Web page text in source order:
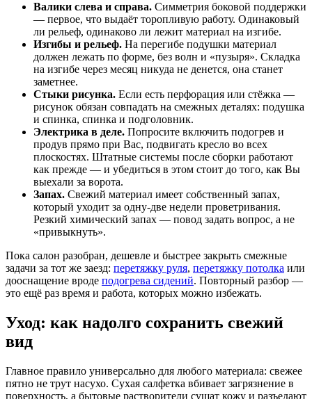
Валики слева и справа. Симметрия боковой поддержки
— первое, что выдаёт торопливую работу. Одинаковый
ли рельеф, одинаково ли лежит материал на изгибе.
Изгибы и рельеф. На перегибе подушки материал
должен лежать по форме, без волн и «пузыря». Складка
на изгибе через месяц никуда не денется, она станет
заметнее.
Стыки рисунка. Если есть перфорация или стёжка —
рисунок обязан совпадать на смежных деталях: подушка
и спинка, спинка и подголовник.
Электрика в деле. Попросите включить подогрев и
продув прямо при Вас, подвигать кресло во всех
плоскостях. Штатные системы после сборки работают
как прежде — и убедиться в этом стоит до того, как Вы
выехали за ворота.
Запах. Свежий материал имеет собственный запах,
который уходит за одну-две недели проветривания.
Резкий химический запах — повод задать вопрос, а не
«привыкнуть».
Пока салон разобран, дешевле и быстрее закрыть смежные
задачи за тот же заезд: перетяжку руля, перетяжку потолка или
дооснащение вроде подогрева сидений. Повторный разбор —
это ещё раз время и работа, которых можно избежать.
Уход: как надолго сохранить свежий
вид
Главное правило универсально для любого материала: свежее
пятно не трут насухо. Сухая салфетка вбивает загрязнение в
поверхность, а бытовые растворители сушат кожу и разъедают